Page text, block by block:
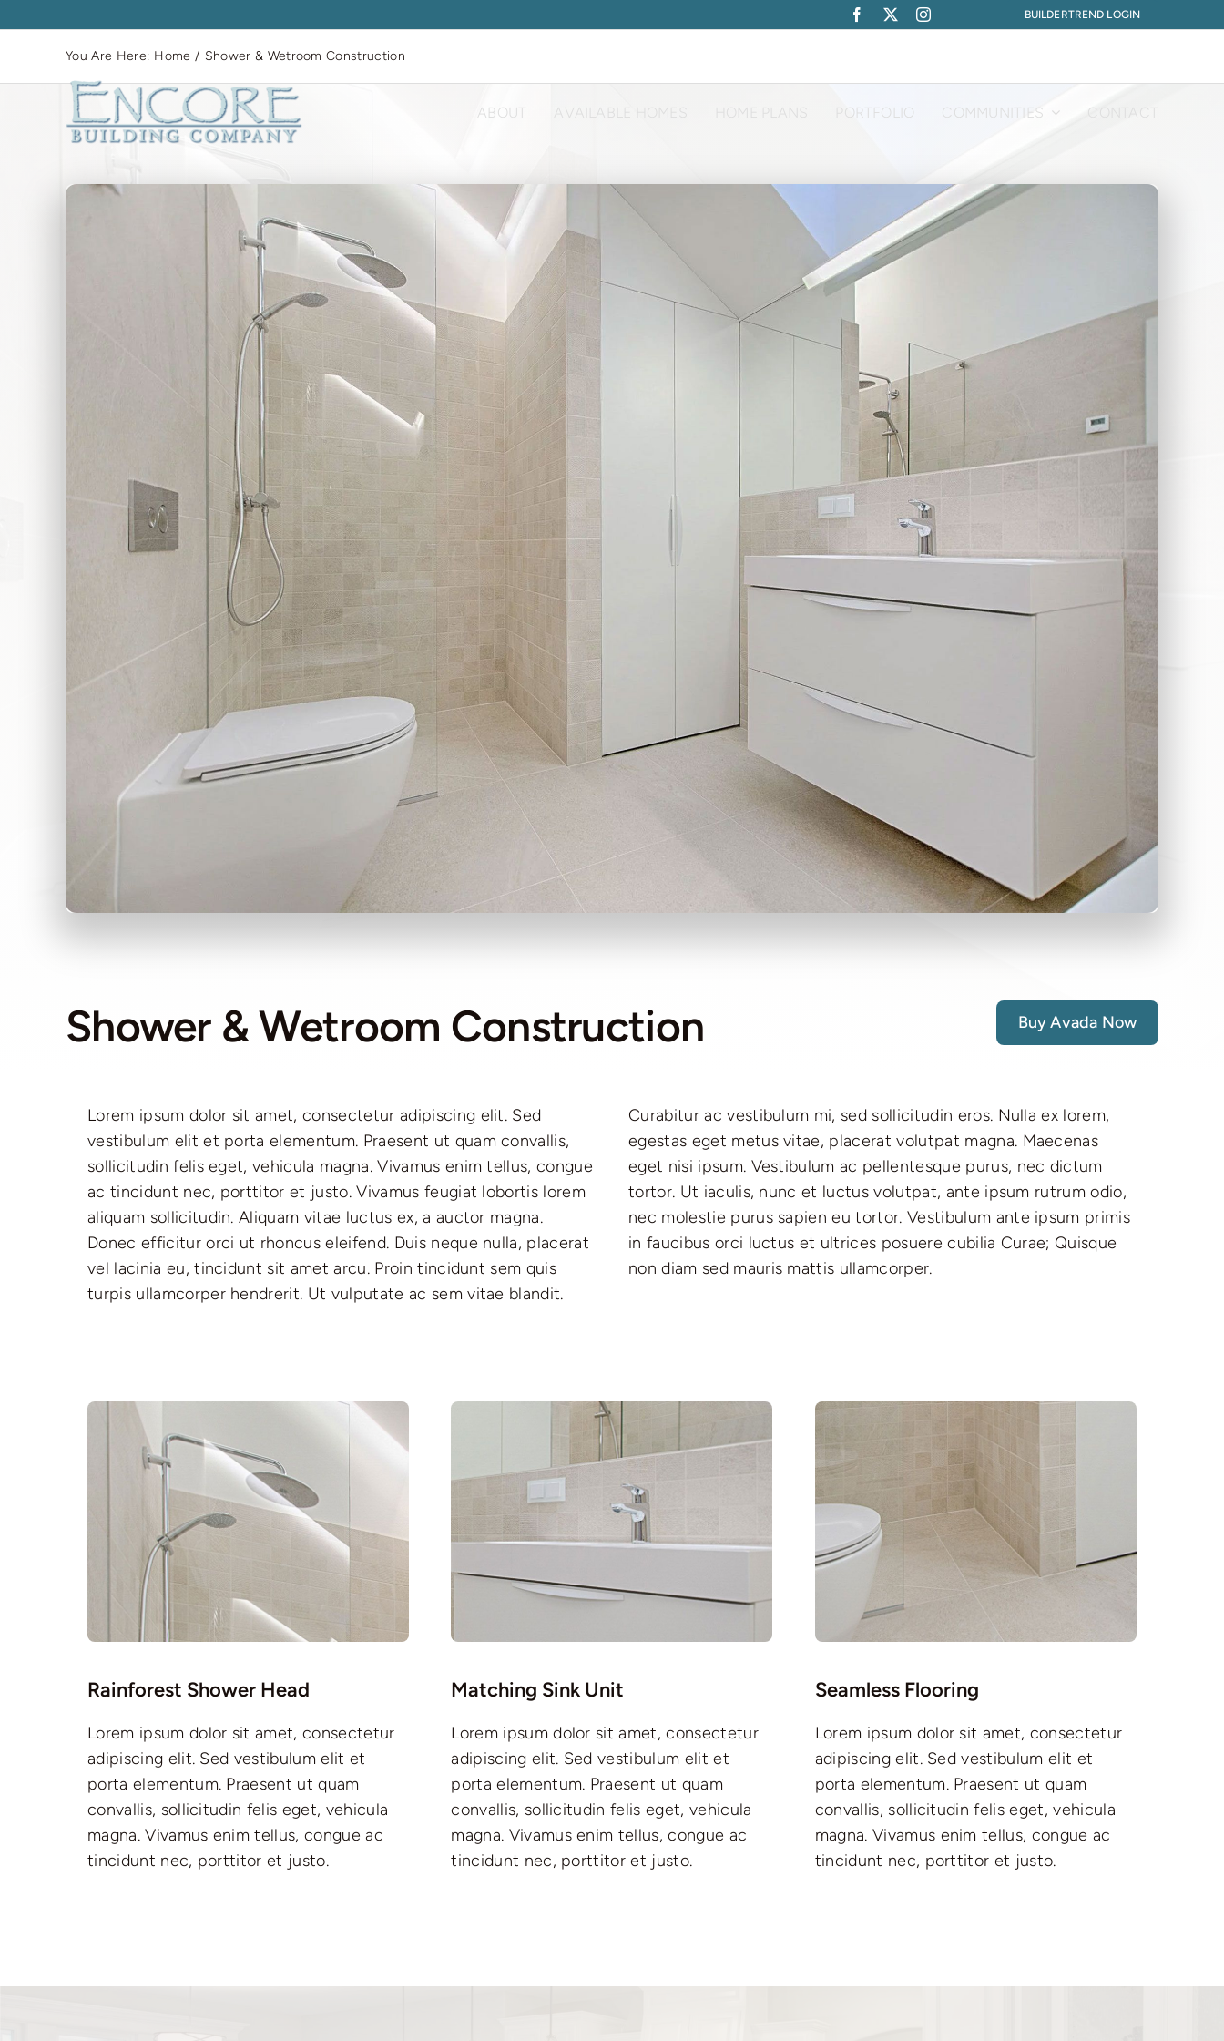
BUILDERTREND LOGIN
ABOUT AVAILABLE HOMES PORTFOLIO COMMUNITIES CONTACT
You Are Here: Home Shower & Wetroom Construction
Shower & Wetroom Construction Buy Avada Now
Lorem ipsum dolor sit amet, consectetur adipiscing elit. Sed
vestibulum elit et porta elementum. Praesent ut quam convallis,
sollicitudin felis eget, vehicula magna. Vivamus enim tellus, congue
ac tincidunt nec, porttitor et justo. Vivamus feugiat lobortis lorem
aliquam sollicitudin. Aliquam vitae luctus ex, a auctor magna.
Donec efficitur orci ut rhoncus eleifend. Duis neque nulla, placerat
vel lacinia eu, tincidunt sit amet arcu. Proin tincidunt sem quis
turpis ullamcorper hendrerit. Ut vulputate ac sem vitae blandit.
Curabitur ac vestibulum mi, sed sollicitudin eros. Nulla ex lorem,
egestas eget metus vitae, placerat volutpat magna. Maecenas
eget nisi ipsum. Vestibulum ac pellentesque purus, nec dictum
tortor. Ut iaculis, nunc et luctus volutpat, ante ipsum rutrum odio,
nec molestie purus sapien eu tortor. Vestibulum ante ipsum primis
in faucibus orci luctus et ultrices posuere cubilia Curae; Quisque
non diam sed mauris mattis ullamcorper.
Rainforest Shower Head
Lorem ipsum dolor sit amet, consectetur
adipiscing elit. Sed vestibulum elit et
porta elementum. Praesent ut quam
convallis, sollicitudin felis eget, vehicula
magna. Vivamus enim tellus, congue ac
tincidunt nec, porttitor et justo.
Matching Sink Unit
Lorem ipsum dolor sit amet, consectetur
adipiscing elit. Sed vestibulum elit et
porta elementum. Praesent ut quam
convallis, sollicitudin felis eget, vehicula
magna. Vivamus enim tellus, congue ac
tincidunt nec, porttitor et justo.
Seamless Flooring
Lorem ipsum dolor sit amet, consectetur
adipiscing elit. Sed vestibulum elit et
porta elementum. Praesent ut quam
convallis, sollicitudin felis eget, vehicula
magna. Vivamus enim tellus, congue ac
tincidunt nec, porttitor et justo.